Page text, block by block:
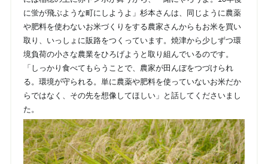
に蛍が飛ぶような町にしようよ」杉本さんは、同じように農薬
や肥料を使わないお米づくりをする農家さんからもお米を買い
取り、いっしょに販路をつくっています。焼津から少しずつ環
境負荷の小さな農業をひろげようと取り組んでいるのです。
「しっかり食べてもらうことで、農家が田んぼをつづけられ
る。環境が守られる。単に農薬や肥料を使っていないお米だか
らではなく、その先を想像してほしい」と話してくださいまし
た。